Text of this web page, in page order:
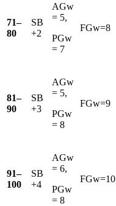
71–
80
SB
+2
AGw
= 5,
PGw
= 7
FGw=8
81–
90
SB
+3
AGw
= 5,
PGw
= 8
FGw=9
91–
100
SB
+4
AGw
= 6,
PGw
= 8
FGw=10